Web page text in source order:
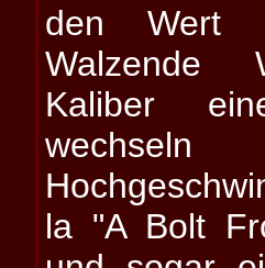
den Wert
Walzende
Kaliber
la "A Bolt